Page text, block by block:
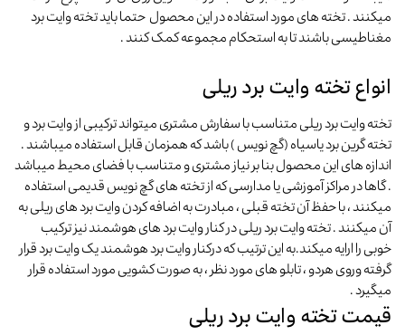
میکنند . تخته های مورد استفاده در این محصول حتما باید تخته وایت برد
مغناطیسی باشند تا به استحکام مجموعه کمک کنند .
انواع تخته وایت برد ریلی
تخته وایت برد ریلی متناسب با سفارش مشتری میتواند ترکیبی از وایت برد و
تخته گرین برد یاسیاه (گچ نویس ) باشد که همزمان قابل استفاده میباشند .
اندازه های این محصول بنا بر نیاز مشتری و متناسب با فضای محیط میباشد
. گاها در مراکز آموزشی یا مدارسی که از تخته های گچ نویس قدیمی استفاده
میکنند ، با حفظ آن تخته قبلی ، مبادرت به اضافه کردن وایت برد های ریلی به
آن میکنند . تخته وایت برد ریلی در کنار وایت برد های هوشمند نیز ترکیب
خوبی را ارایه میکند.به این ترتیب که درکنار وایت برد هوشمند یک وایت برد قرار
گرفته وروی هردو ، تابلو های مورد نظر ، به صورت کشویی مورد استفاده قرار
میگیرد .
قیمت تخته وایت برد ریلی